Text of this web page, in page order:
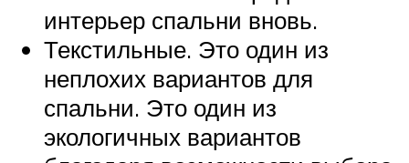
интерьер спальни вновь.
Текстильные. Это один из
неплохих вариантов для
спальни. Это один из
экологичных вариантов